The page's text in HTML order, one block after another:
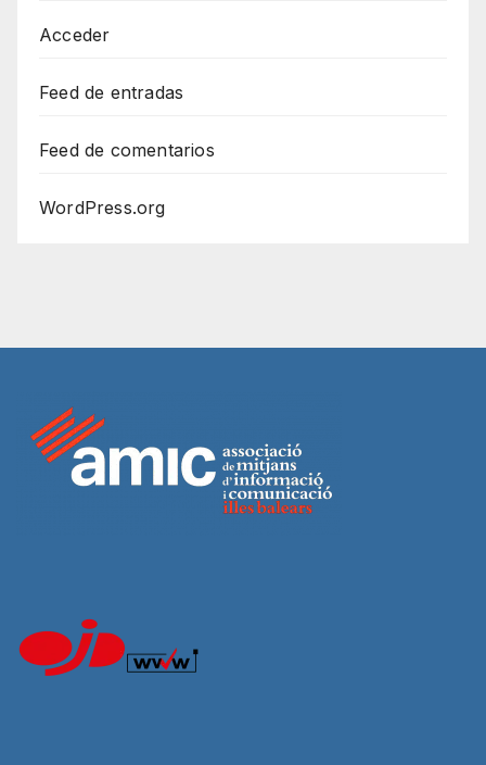
Acceder
Feed de entradas
Feed de comentarios
WordPress.org